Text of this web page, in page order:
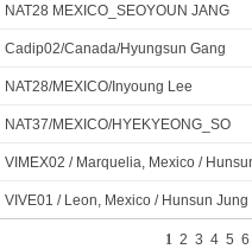
NAT28 MEXICO_SEOYOUN JANG
Cadip02/Canada/Hyungsun Gang
NAT28/MEXICO/Inyoung Lee
NAT37/MEXICO/HYEKYEONG_SO
VIMEX02 / Marquelia, Mexico /
VIVE01 / Leon, Mexico / Hunsun Jung
1 2 3 4 5 6